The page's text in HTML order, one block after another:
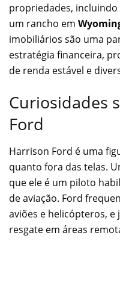
propriedades, incluindo
um rancho em
imobiliários são uma
estratégia financeira,
de renda estável e
Curiosidades
Ford
Harrison Ford é uma
quanto fora das telas.
que ele é um piloto
de aviação. Ford
aviões e helicópteros,
resgate em áreas